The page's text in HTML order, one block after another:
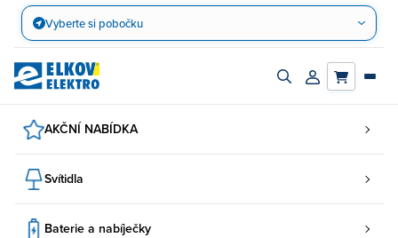
Přejít
obsah
Vyberte si pobočku
Zapnout/vypnout
Přihlásit/
AKČNÍ NABÍDKA
Svítidla
Baterie a nabíječky